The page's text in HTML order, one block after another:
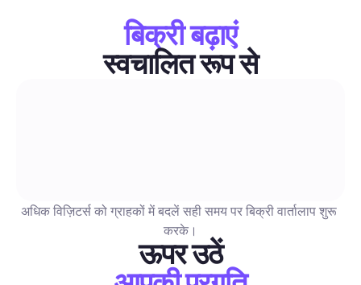
ऑटोमेशन के साथ जोड़ता है ताकि असली, व्यवसाय-केंद्रित इंस्टाग्राम फॉलोवर्स
जा सकें। इसमें भारत-समर्थक टूल्स, सत्यापित चेकलिस्ट, डीएम/कमेंट टेम्पलेट्स
फॉलोवर्स को ग्राहकों में बदलने के सटीक कार्यप्रणालियों को शामिल किया गया है।
टिप्पणी और डीएम स्वचालन
ब्रांड-सुसंगत बैच जनरेशन, API तैयारी, लाइसेंसिंग, प्रति-चित्र लागत और
शीर्ष AI छवि उपकरणों की सीधे-सीधे तुलना। इसमें परीक्षण किए गए प्रॉम्प्ट
API/इंटीग्रेशन चेकलिस्ट, कानूनी मार्गदर्शन, और पोस्टिंग को स्वचालित करने के
एंड-प्ले Blabla वर्कफ़्लोज़ तथा चित्र-चालित DMs शामिल हैं।
टिप्पणी और डीएम स्वचालन
बिक्री बढ़ाएं
स्वचालित रूप से
अधिक विज़िटर्स को ग्राहकों में बदलें सही समय पर बिक्री वार्तालाप शुरू
करके।
ऊपर उठें